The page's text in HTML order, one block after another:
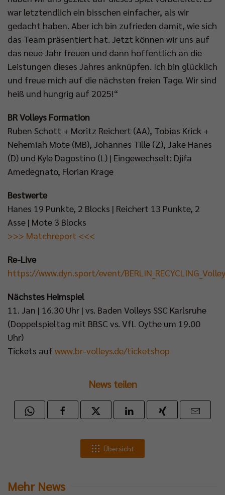
war letztendlich ein bisschen einfacher, als wir
gedacht haben. Aber ich bin zufrieden damit, wie sich
das Team präsentiert hat. Jetzt können wir uns auf
das neue Jahr freuen und dann hoffentlich an die
Leistungen dieses Jahres anknüpfen. Ich bin glücklich
und freue mich auf die nächsten freien Tage. Wir sind
heiß und hungrig auf 2025!“
BR Volleys Formation
Ruben Schott + Moritz Reichert (AA), Tobias Krick +
Nehemiah Mote (MB), Johannes Tille (Z), Jake Hanes
(D) und Kyle Dagostino (L) | Eingewechselt: Djifa
Amedegnato, Florian Krage
Bestwerte
Hanes 19 Punkte, 2 Blocks | Reichert 13 Punkte, 2
Asse | Mote 3 Blocks
>>> Matchreport <<<
Re-Live
https://www.dyn.sport/event/
Nächstes Heimspiel
11. Jan | 16.30 Uhr | vs. Baden Volleys SSC Karlsruhe
(Doppelspieltag mit BBSC vs. VfL Oythe um 19.00
Uhr)
Tickets auf www.br-volleys.de/ticketshop
News teilen
Übersicht
Mehr News